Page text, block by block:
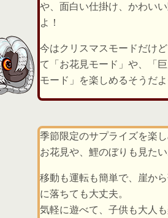
や、面白い仕掛け、かわい
よ！
今はクリスマスモードだけ
て「お花見モード」や、「
モード」を楽しめるそうだ
季節限定のサプライズを楽
お花見や、鯉のぼりも見た
移動も運転も簡単で、崖か
に落ちても大丈夫。
気軽に遊べて、子供も大人